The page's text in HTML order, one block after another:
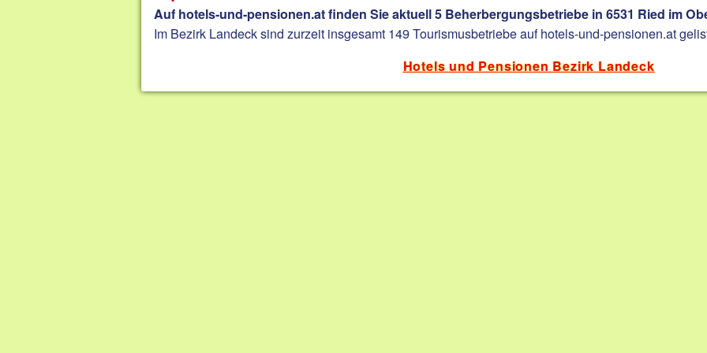
Auf hotels-und-pensionen.at finden Sie aktuell 5 Beherbergungsbetriebe in 6531 Ried im
Im Bezirk Landeck sind zurzeit insgesamt 149 Tourismusbetriebe auf hotels-und-pensionen.at
Hotels und Pensionen Bezirk Landeck